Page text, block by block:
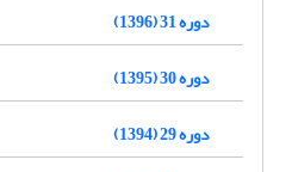
دوره 31 (1396)
دوره 30 (1395)
دوره 29 (1394)